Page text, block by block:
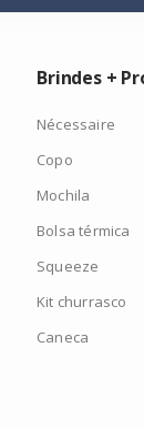
Brindes +
Nécessaire
Copo
Mochila
Bolsa térmica
Squeeze
Kit churrasco
Caneca